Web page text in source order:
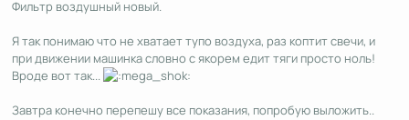
Фильтр воздушный новый.
Я так понимаю что не хватает тупо воздуха, раз коптит свечи, и
при движении машинка словно с якорем едит тяги просто ноль!
Вроде вот так...
Завтра конечно перепешу все показания, попробую выложить..